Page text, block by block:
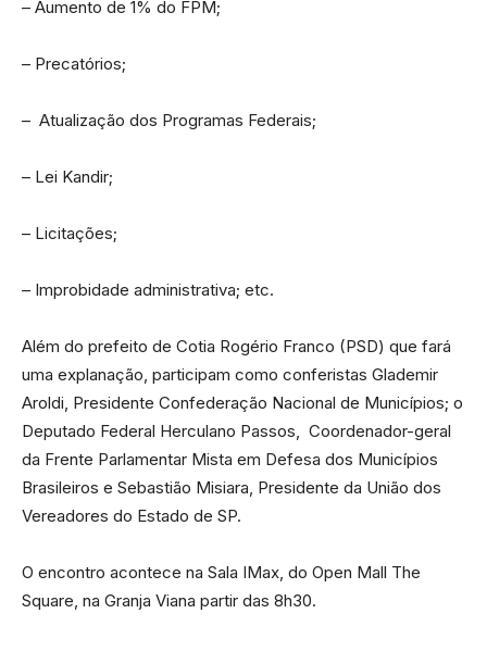
– Aumento de 1% do FPM;
– Precatórios;
– Atualização dos Programas Federais;
– Lei Kandir;
– Licitações;
– Improbidade administrativa; etc.
Além do prefeito de Cotia Rogério Franco (PSD) que fará
uma explanação, participam como conferistas Glademir
Aroldi, Presidente Confederação Nacional de Municípios; o
Deputado Federal Herculano Passos, Coordenador-geral
da Frente Parlamentar Mista em Defesa dos Municípios
Brasileiros e Sebastião Misiara, Presidente da União dos
Vereadores do Estado de SP.
O encontro acontece na Sala IMax, do Open Mall The
Square, na Granja Viana partir das 8h30.